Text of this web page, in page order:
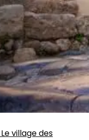
Le village des